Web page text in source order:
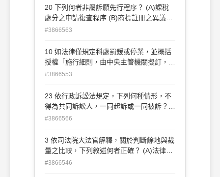
行名義成立前之事由，提起債務人異議之訴
(C)不服限制出境處分而聲明異議被駁回，
20 下列何者非屬訴願先行程序？ (A)課稅
處分之申請復查程序 (B)商標註冊之異議程
序 (C)全民健康保險爭議審議程序 (D)政府
#3866563
10 如法律僅規定科處罰鍰或停業，並概括
授權「施行細則，由中央主管機關擬訂，報
請行政院核定」時，下列敘述何者正確？
節性事項，訂定法規命令 (B)經報行政院核
定，被授權機關得委由其下級機關公告執行
以符合比例原則 (D)被授權機關訂定施行細
則且經行政院核定後，即發生效力
#3866553
23 依行政訴訟法規定，下列何種情形，不
得為共同訴訟人，一同起訴或一同被訴？
(A)為訴訟標的之行政處分係二以上機關共
利益之第三人 (C)為訴訟標的之權利、義務
或法律上利益，為其所共同者 (D)為訴訟標
#3866566
3 依司法院大法官解釋，關於判斷餘地與裁
量之比較，下列敘述何者正確？ (A)法律之
構成要件必有判斷餘地，法律效果皆有裁量
#3866546